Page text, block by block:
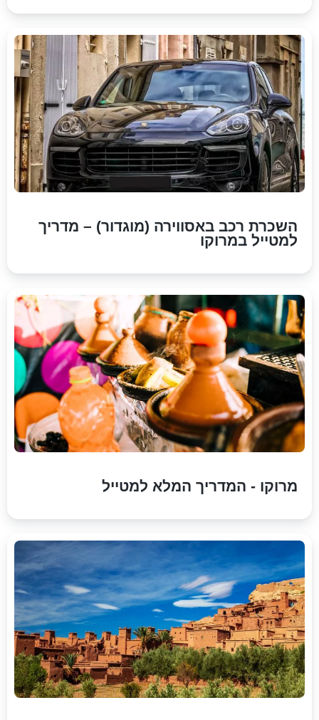
השכרת רכב באסווירה (מוגדור) – מדריך
למטייל במרוקו
מרוקו - המדריך המלא למטייל